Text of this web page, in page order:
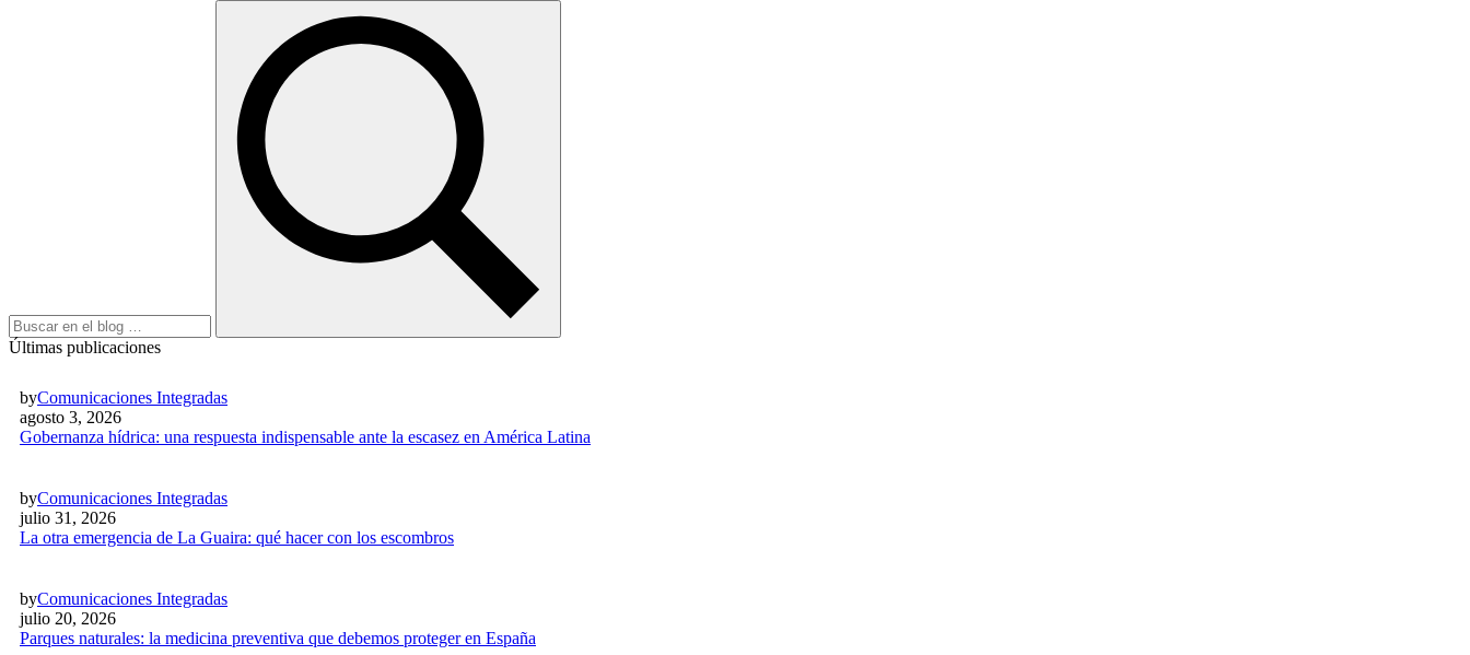
Últimas publicaciones
byComunicaciones Integradas
agosto 3, 2026
Gobernanza hídrica: una respuesta indispensable ante la escasez en América Latina
byComunicaciones Integradas
julio 31, 2026
La otra emergencia de La Guaira: qué hacer con los escombros
byComunicaciones Integradas
julio 20, 2026
Parques naturales: la medicina preventiva que debemos proteger en España